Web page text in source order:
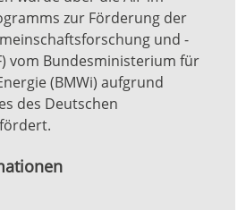
zur Förderung der
und -
vom Bundesministerium für
(BMWi) aufgrund
des Deutschen